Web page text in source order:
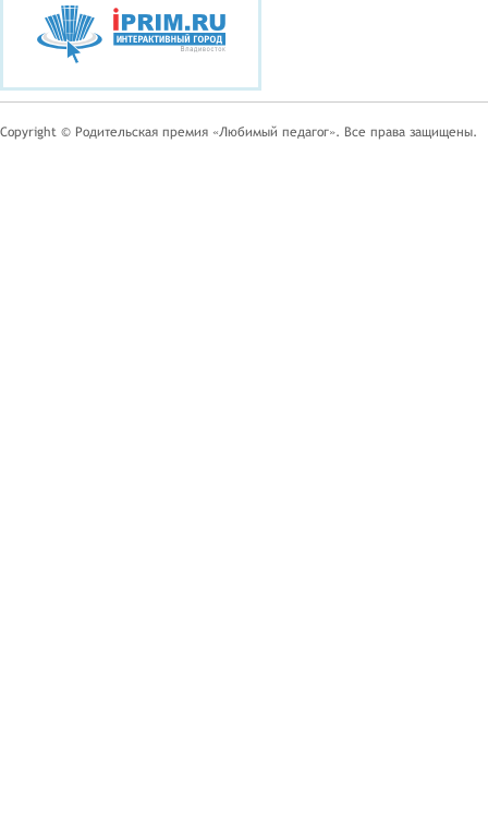
Copyright © Родительская премия «Любимый педагог». Все права защищены.